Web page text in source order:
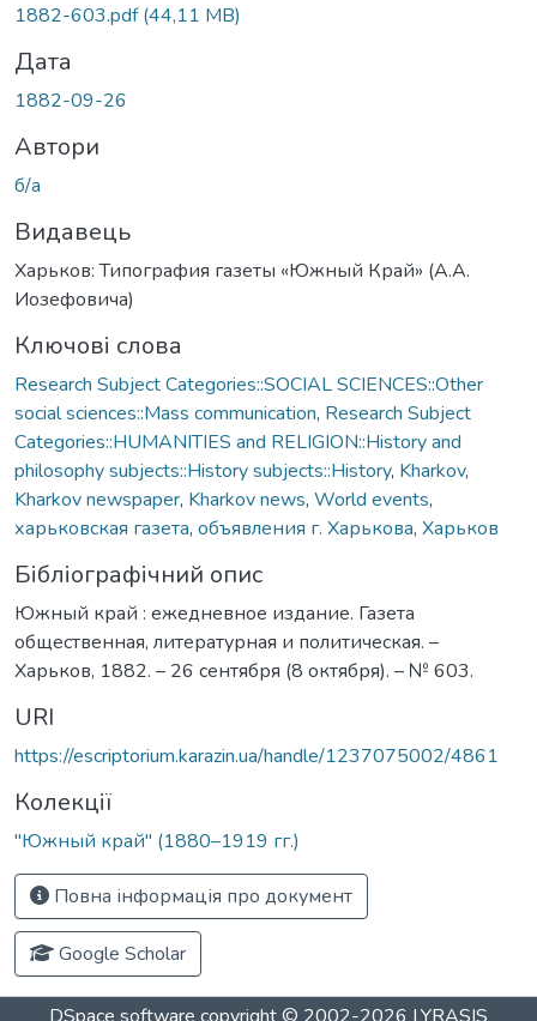
1882-603.pdf(44,11 MB)
Дата
1882-09-26
Автори
б/а
Видавець
Харьков: Типография газеты «Южный Край» (А.А.
Иозефовича)
Ключові слова
Research Subject Categories::SOCIAL SCIENCES::Other
social sciences::Mass communication, Research Subject
Categories::HUMANITIES and RELIGION::History and
philosophy subjects::History subjects::History, Kharkov,
Kharkov newspaper, Kharkov news, World events,
харьковская газета, объявления г. Харькова, Харьков
Бібліографічний опис
Южный край : ежедневное издание. Газета
общественная, литературная и политическая. –
Харьков, 1882. – 26 сентября (8 октября). – № 603.
URI
https://escriptorium.karazin.ua/handle/1237075002/4861
Колекції
"Южный край" (1880–1919 гг.)
Повна інформація про документ
Google Scholar